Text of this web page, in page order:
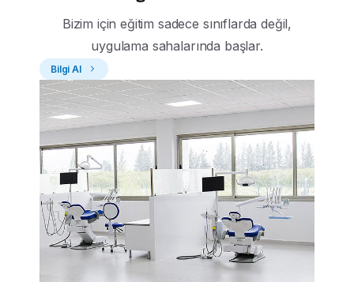
Bizim için eğitim sadece sınıflarda değil,
uygulama sahalarında başlar.
Bilgi Al
Türkiye Aday Öğrenci Bilgi
Bilgi almak istediğiniz bölümü seçin, destek
en kısa sürede arasın